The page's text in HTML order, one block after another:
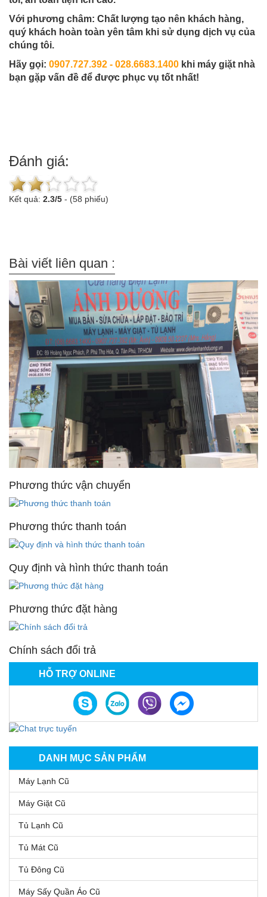
HỖ TRỢ ONLINE
DANH MỤC SẢN PHẨM
Máy Lạnh Cũ
Máy Giặt Cũ
Tủ Lạnh Cũ
Tủ Mát Cũ
Tủ Đông Cũ
Máy Sấy Quần Áo Cũ
Với phương châm: Chất lượng tạo nên khách hàng,
quý khách hoàn toàn yên tâm khi sử dụng dịch vụ của
chúng tôi.
Hãy gọi: 0907.727.392 - 028.6683.1400 khi máy giặt nhà
bạn gặp vấn đề để được phục vụ tốt nhất!
Đánh giá:
Kết quả: 2.3/5 - (58 phiếu)
Bài viết liên quan :
Phương thức vận chuyển
Phương thức thanh toán
Quy định và hình thức thanh toán
Phương thức đặt hàng
Chính sách đổi trả